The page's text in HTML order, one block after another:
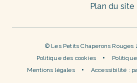
Plan du site
© Les Petits Chaperons Rouges
Politique des cookies
Mentions légales
Accessibilité :